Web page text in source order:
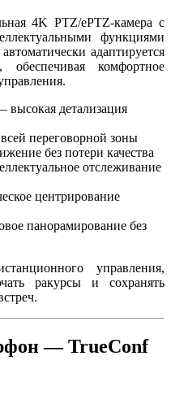
4K PTZ/ePTZ-камера с
функциями
адаптируется
комфортное
высокая детализация
переговорной зоны
без потери качества
отслеживание
центрирование
панорамирование без
управления,
ракурсы и сохранять
— TrueConf